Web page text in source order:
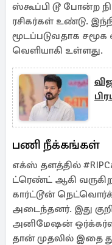
ஸ்கூப்பி டூ போன்ற
ரசிகர்கள் உண்டு.
மூடப்படுவதாக
வெளியாகி உள்ளது.
பணி நீக்கங்கள்
எக்ஸ் தளத்தில்
ட்ரெண்ட் ஆகி
கார்ட்டூன் நெட்வொர்க்
அடைந்தனர். இது
அனிமேஷன்
தான் முதலில் இதை